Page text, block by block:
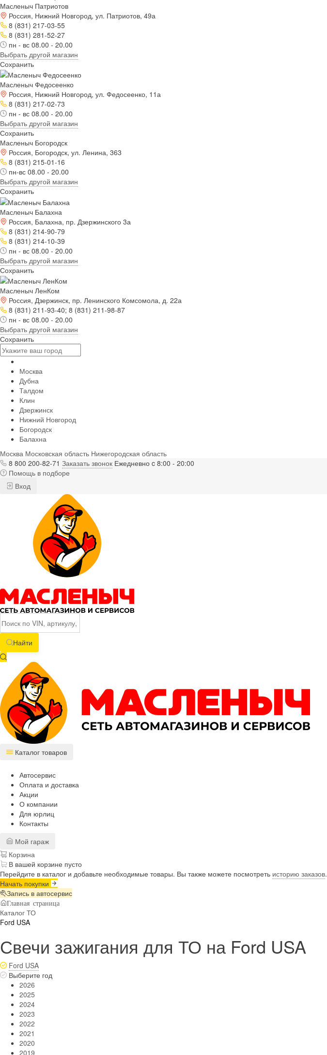
Масленыч Патриотов
Россия, Нижний Новгород, ул. Патриотов, 49а
8 (831) 217-03-55
8 (831) 281-52-27
пн - вс 08.00 - 20.00
Выбрать другой магазин
Сохранить
Масленыч Федосеенко
Россия, Нижний Новгород, ул. Федосеенко, 11а
8 (831) 217-02-73
пн - вс 08.00 - 20.00
Выбрать другой магазин
Сохранить
Масленыч Богородск
Россия, Богородск, ул. Ленина, 363
8 (831) 215-01-16
пн-вс 08.00 - 20.00
Выбрать другой магазин
Сохранить
Масленыч Балахна
Россия, Балахна, пр. Дзержинского 3а
8 (831) 214-90-79
8 (831) 214-10-39
пн - вс 08.00 - 20.00
Выбрать другой магазин
Сохранить
Масленыч ЛенКом
Россия, Дзержинск, пр. Ленинского Комсомола, д. 22а
8 (831) 211-93-40; 8 (831) 211-98-87
пн - вс 08.00 - 20.00
Выбрать другой магазин
Сохранить
Москва
Дубна
Талдом
Клин
Дзержинск
Нижний Новгород
Богородск
Балахна
Москва Московская область Нижегородская область
8 800 200-82-71 Заказать звонок Ежедневно c 8:00 - 20:00
Помощь в подборе
Вход
Найти
Каталог товаров
Автосервис
Оплата и доставка
Акции
О компании
Для юрлиц
Контакты
Мой гараж
Корзина
В вашей корзине пусто
Перейдите в каталог и добавьте необходимые товары. Вы также можете посмотреть историю заказов.
Начать покупки
Запись в автосервис
Главная страница
Каталог ТО
Ford USA
Свечи зажигания для ТО на Ford USA
Ford USA
Выберите год
2026
2025
2024
2023
2022
2021
2020
2019